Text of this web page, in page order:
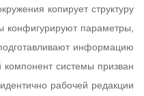
копирует структуру
параметры,
информацию
системы призван
рабочей редакции.